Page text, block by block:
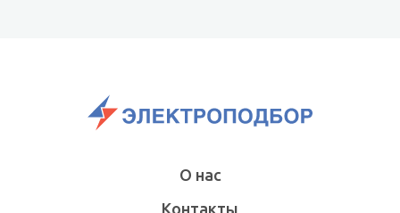
О нас
Контакты